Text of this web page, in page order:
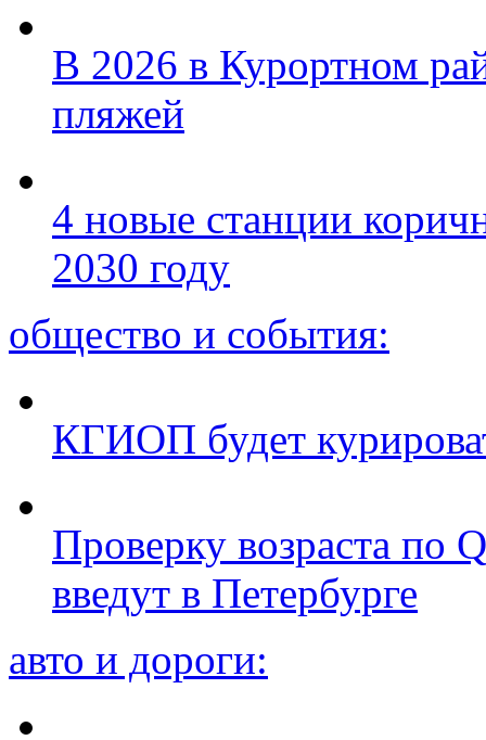
В 2026 в Курортном
пляжей
4 новые станции
2030 году
общество и события:
КГИОП будет
Проверку возраста по
введут в Петербурге
авто и дороги: